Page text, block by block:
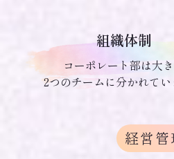
組織体制
コーポレート部は大き
2つのチームに分かれてい
経営管